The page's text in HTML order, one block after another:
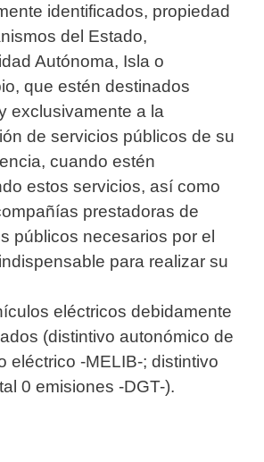
identificados, propiedad
del Estado,
Autónoma, Isla o
que estén destinados
exclusivamente a la
de servicios públicos de su
cuando estén
estos servicios, así como
prestadoras de
públicos necesarios por el
para realizar su
eléctricos debidamente
(distintivo autonómico de
eléctrico -MELIB-; distintivo
0 emisiones -DGT-).